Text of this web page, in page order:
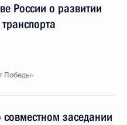
России о развитии
Победы»
совместном заседании